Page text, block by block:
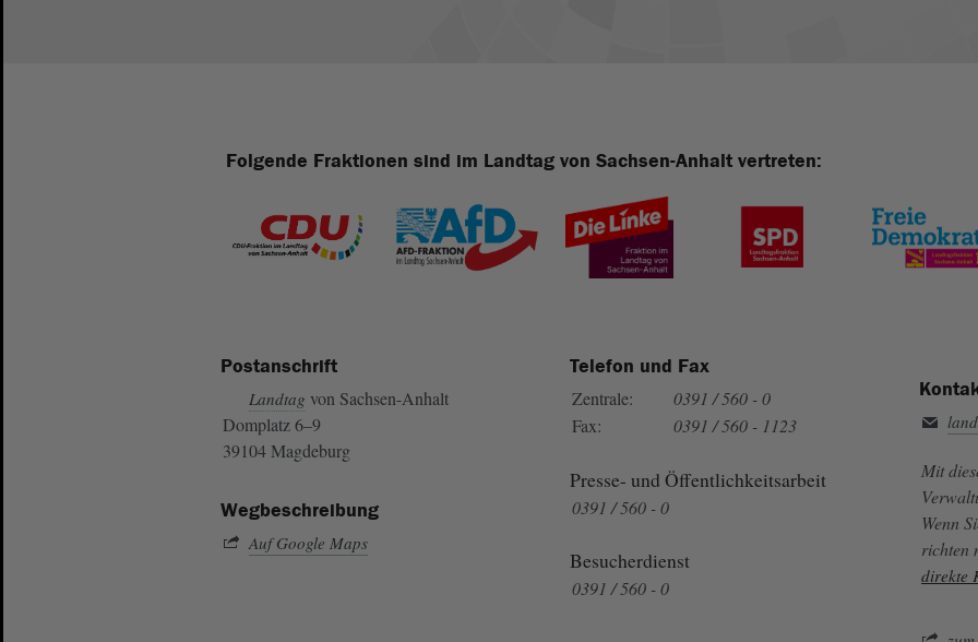
Folgende Fraktionen sind im Landtag von Sachsen-Anhalt vertreten:
Postanschrift
Landtag von Sachsen-Anhalt
Domplatz 6–9
39104 Magdeburg
Wegbeschreibung
Auf Google Maps
Telefon und Fax
Zentrale:
0391 / 560 - 0
Fax:
0391 / 560 - 1123
Presse- und Öffentlichkeitsarbeit
0391 / 560 - 0
Besucherdienst
0391 / 560 - 0
Mit
Wenn
richten
direkte